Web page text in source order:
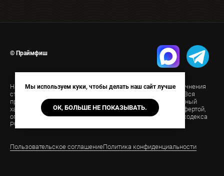
© Праймфиш
На странице указана ориентировочная стоимость. Для уточнения
стоимости свяжитесь с нами удобным для вас способом. Вся
представленная на сайте информация носит информационный
характер и ни при каких условиях не является публичной офертой,
определяемой положениями Статьи 437(2) Гражданского кодекса
РФ.
Пользовательское соглашениеПолитика конфиденциальности
Мы используем куки, чтобы делать наш сайт лучше
ОК, БОЛЬШЕ НЕ ПОКАЗЫВАТЬ.